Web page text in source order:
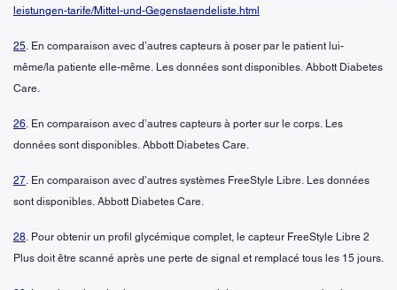
leistungen-tarife/Mittel-und-Gegenstaendeliste.html
25. En comparaison avec d’autres capteurs à poser par le patient lui-
même/la patiente elle-même. Les données sont disponibles. Abbott Diabetes
Care.
26. En comparaison avec d’autres capteurs à porter sur le corps. Les
données sont disponibles. Abbott Diabetes Care.
27. En comparaison avec d’autres systèmes FreeStyle Libre. Les données
sont disponibles. Abbott Diabetes Care.
28. Pour obtenir un profil glycémique complet, le capteur FreeStyle Libre 2
Plus doit être scanné après une perte de signal et remplacé tous les 15 jours.